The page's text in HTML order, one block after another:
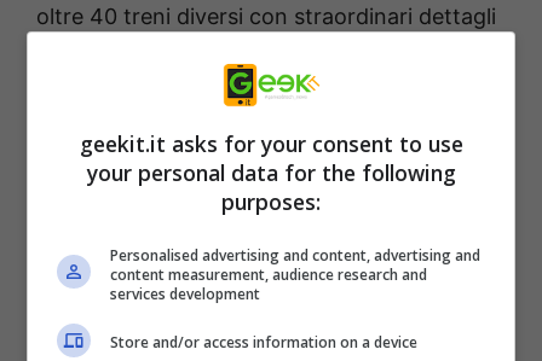
oltre 40 treni diversi con straordinari dettagli
manutenzione, fabbriche e attrazioni
turistiche per stare al passo con la
concorrenza. Assumi e gestisci una forza
lavoro di talento per garantire un servizio
ferroviario efficiente, sviluppando al
contempo oltre 300 tecnologie, che vanno
dai miglioramenti meccanici ai treni e alle
geekit.it asks for your consent to use
your personal data for the following
purposes:
Personalised advertising and content, advertising and
content measurement, audience research and
services development
Store and/or access information on a device